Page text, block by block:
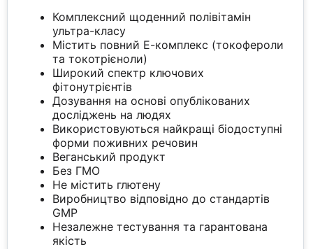
Комплексний щоденний полівітамін
ультра-класу
Містить повний Е-комплекс (токофероли
та токотрієноли)
Широкий спектр ключових
фітонутрієнтів
Дозування на основі опублікованих
досліджень на людях
Використовуються найкращі біодоступні
форми поживних речовин
Веганський продукт
Без ГМО
Не містить глютену
Виробництво відповідно до стандартів
GMP
Незалежне тестування та гарантована
якість